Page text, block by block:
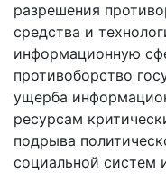
разрешения
средства и
информационную
противоборство
ущерба
ресурсам
подрыва
социальной систем